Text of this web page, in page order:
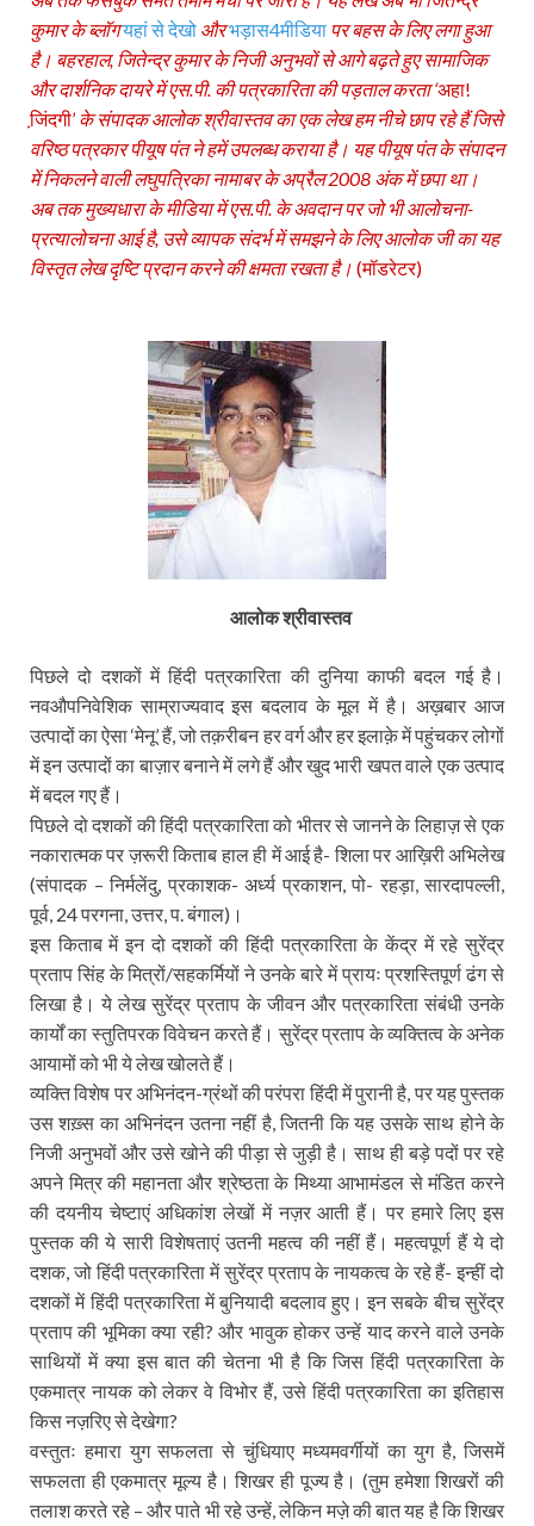
कुमार के ब्‍लॉगयहां से देखो औरभड़ास4मीडिया पर बहस के लिए लगा हुआ
है। बहरहाल, जितेन्‍द्र कुमार के निजी अनुभवों से आगे बढ़ते हुए सामाजिक
और दार्शनिक दायरे में एस.पी. की पत्रकारिता की पड़ताल करता ‘अहा!
जि़ंदगी’ के संपादक आलोक श्रीवास्‍तव का एक लेख हम नीचे छाप रहे हैं जिसे
वरिष्‍ठ पत्रकार पीयूष पंत ने हमें उपलब्‍ध कराया है। यह पीयूष पंत के संपादन
में निकलने वाली लघुपत्रिका नामाबर के अप्रैल 2008 अंक में छपा था।
अब तक मुख्‍यधारा के मीडिया में एस.पी. के अवदान पर जो भी आलोचना-
प्रत्‍यालोचना आई है, उसे व्‍यापक संदर्भ में समझने के लिए आलोक जी का यह
विस्‍तृत लेख दृष्टि प्रदान करने की क्षमता रखता है। (मॉडरेटर)
आलोक श्रीवास्तव
पिछले दो दशकों में हिंदी पत्रकारिता की दुनिया काफी बदल गई है।
नवऔपनिवेशिक साम्राज्यवाद इस बदलाव के मूल में है। अख़बार आज
उत्पादों का ऐसा ‘मेनू’ हैं, जो तक़रीबन हर वर्ग और हर इलाक़े में पहुंचकर लोगों
में इन उत्पादों का बाज़ार बनाने में लगे हैं और खुद भारी खपत वाले एक उत्पाद
में बदल गए हैं।
पिछले दो दशकों की हिंदी पत्रकारिता को भीतर से जानने के लिहाज़ से एक
नकारात्मक पर ज़रूरी किताब हाल ही में आई है- शिला पर आख़िरी अभिलेख
(संपादक – निर्मलेंदु, प्रकाशक- अर्ध्‍य प्रकाशन, पो- रहड़ा, सारदापल्ली,
पूर्व, 24 परगना, उत्तर, प. बंगाल)।
इस किताब में इन दो दशकों की हिंदी पत्रकारिता के केंद्र में रहे सुरेंद्र
प्रताप सिंह के मित्रों/सहकर्मियों ने उनके बारे में प्रायः प्रशस्तिपूर्ण ढंग से
लिखा है। ये लेख सुरेंद्र प्रताप के जीवन और पत्रकारिता संबंधी उनके
कार्यों का स्तुतिपरक विवेचन करते हैं। सुरेंद्र प्रताप के व्यक्तित्व के अनेक
आयामों को भी ये लेख खोलते हैं।
व्यक्ति विशेष पर अभिनंदन-ग्रंथों की परंपरा हिंदी में पुरानी है, पर यह पुस्तक
उस शख़्स का अभिनंदन उतना नहीं है, जितनी कि यह उसके साथ होने के
निजी अनुभवों और उसे खोने की पीड़ा से जुड़ी है। साथ ही बड़े पदों पर रहे
अपने मित्र की महानता और श्रेष्ठता के मिथ्या आभामंडल से मंडित करने
की दयनीय चेष्टाएं अधिकांश लेखों में नज़र आती हैं। पर हमारे लिए इस
पुस्तक की ये सारी विशेषताएं उतनी महत्व की नहीं हैं। महत्वपूर्ण हैं ये दो
दशक, जो हिंदी पत्रकारिता में सुरेंद्र प्रताप के नायकत्व के रहे हैं- इन्हीं दो
दशकों में हिंदी पत्रकारिता में बुनियादी बदलाव हुए। इन सबके बीच सुरेंद्र
प्रताप की भूमिका क्या रही? और भावुक होकर उन्हें याद करने वाले उनके
साथियों में क्या इस बात की चेतना भी है कि जिस हिंदी पत्रकारिता के
एकमात्र नायक को लेकर वे विभोर हैं, उसे हिंदी पत्रकारिता का इतिहास
किस नज़रिए से देखेगा?
वस्तुतः हमारा युग सफलता से चुंधियाए मध्यमवर्गीयों का युग है, जिसमें
सफलता ही एकमात्र मूल्य है। शिखर ही पूज्य है। (तुम हमेशा शिखरों की
तलाश करते रहे – और पाते भी रहे उन्हें, लेकिन मज़े की बात यह है कि शिखर